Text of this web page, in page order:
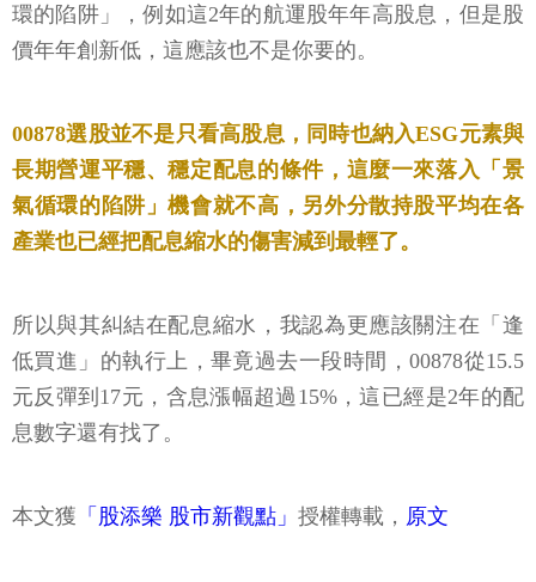
環的陷阱」，例如這2年的航運股年年高股息，但是股
價年年創新低，這應該也不是你要的。
00878選股並不是只看高股息，同時也納入ESG元素與
長期營運平穩、穩定配息的條件，這麼一來落入「景
氣循環的陷阱」機會就不高，另外分散持股平均在各
產業也已經把配息縮水的傷害減到最輕了。
所以與其糾結在配息縮水，我認為更應該關注在「逢
低買進」的執行上，畢竟過去一段時間，00878從15.5
元反彈到17元，含息漲幅超過15%，這已經是2年的配
息數字還有找了。
本文獲 「股添樂 股市新觀點」 授權轉載， 原文